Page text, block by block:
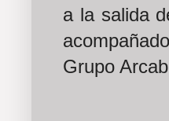
a la salida
Grupo